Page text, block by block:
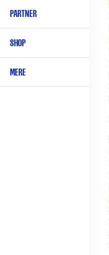
PARTNER
SHOP
MERE